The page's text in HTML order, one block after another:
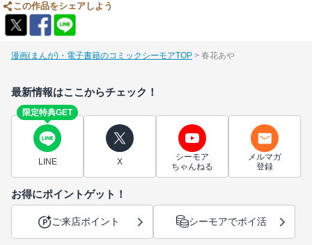
この作品をシェアしよう
漫画(まんが)・電子書籍のコミックシーモアTOP 春花あや
最新情報はここからチェック！
限定特典GET
LINE X
シーモア
ちゃんねる
メルマガ
登録
お得にポイントゲット！
ご来店ポイント シーモアでポイ活